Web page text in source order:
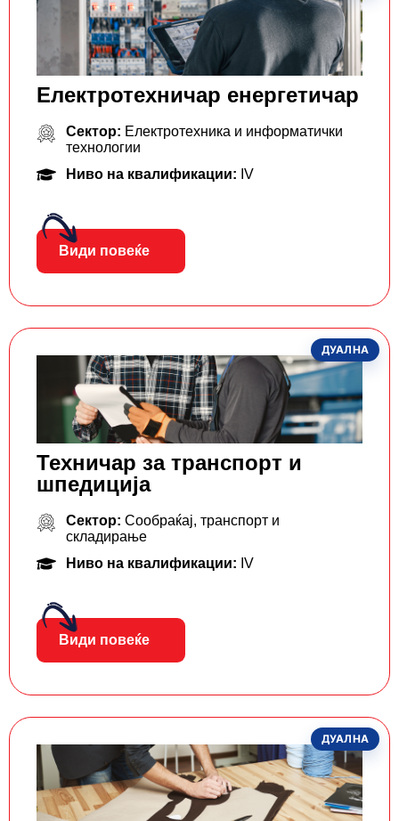
Електротехничар енергетичар
Сектор: Електротехника и информатички
технологии
Ниво на квалификации: IV
Види повеќе
ДУАЛНА
Техничар за транспорт и
шпедиција
Сектор: Сообраќај, транспорт и
складирање
Ниво на квалификации: IV
Види повеќе
ДУАЛНА